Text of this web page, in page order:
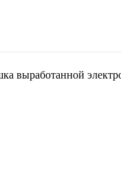
выработанной